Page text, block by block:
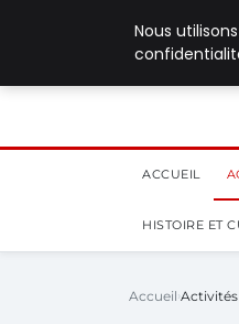
ACCUEIL
HISTOIRE ET
Accueil
Nous